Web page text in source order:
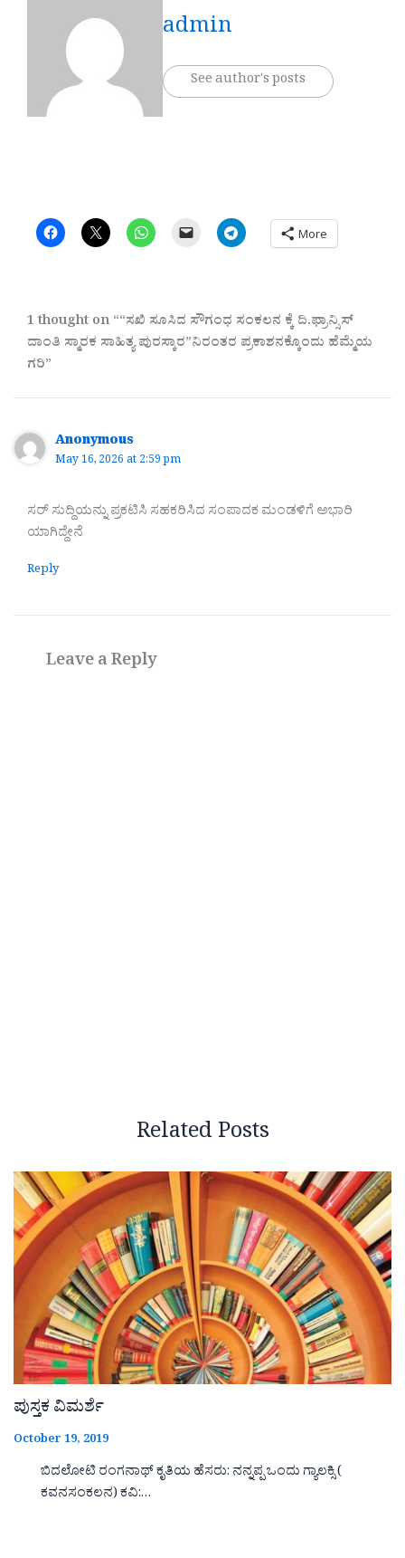
admin
See author's posts
More
1 thought on ““ಸಖಿ ಸೂಸಿದ ಸೌಗಂಧ ಸಂಕಲನ ಕ್ಕೆ ದಿ.ಫ್ರಾನ್ಸಿಸ್
ದಾಂತಿ ಸ್ಮಾರಕ ಸಾಹಿತ್ಯ ಪುರಸ್ಕಾರ”ನಿರಂತರ ಪ್ರಕಾಶನಕ್ಕೊಂದು ಹೆಮ್ಮೆಯ
ಗರಿ”
Anonymous
May 16, 2026 at 2:59 pm
ಸರ್ ಸುದ್ದಿಯನ್ನು ಪ್ರಕಟಿಸಿ ಸಹಕರಿಸಿದ ಸಂಪಾದಕ ಮಂಡಳಿಗೆ ಅಭಾರಿ
ಯಾಗಿದ್ದೇನೆ
Reply
Leave a Reply
Related Posts
ಪುಸ್ತಕ ವಿಮರ್ಶೆ
October 19, 2019
ಬಿದಲೋಟಿ ರಂಗನಾಥ್ ಕೃತಿಯ ಹೆಸರು: ನನ್ನಪ್ಪ ಒಂದು ಗ್ಯಾಲಕ್ಸಿ (
ಕವನಸಂಕಲನ) ಕವಿ:…